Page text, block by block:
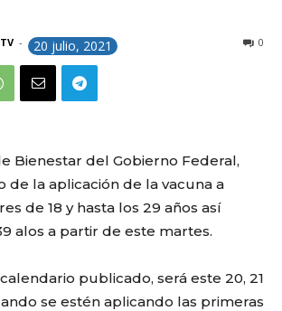
- 20 julio, 2021 0
Bienestar del Gobierno Federal,
de la aplicación de la vacuna a
de 18 y hasta los 29 años así
alos a partir de este martes.
publicado, será este 20, 21
se estén aplicando las primeras